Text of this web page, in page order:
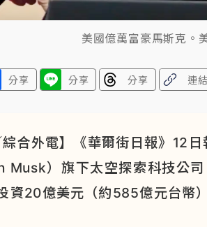
美國億萬富豪馬斯克。
分享 分享 分享 連結
綜合外電】《華爾街日報》12
Musk）旗下太空探索科技公
資20億美元（約585億元台幣